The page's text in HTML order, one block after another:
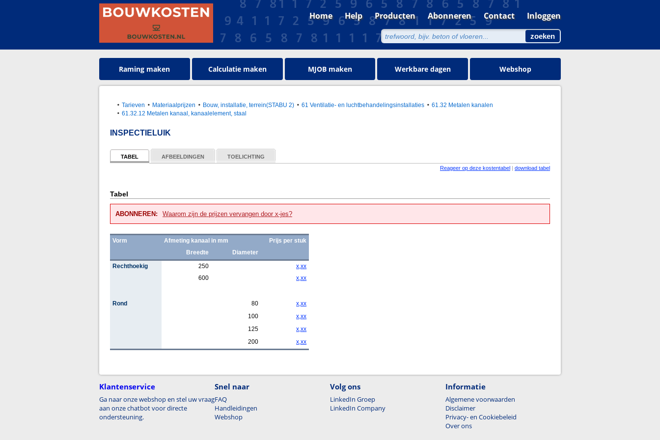
Home Help Producten Abonneren Contact Inloggen
Raming maken Calculatie maken MJOB maken Werkbare dagen Webshop
Tarieven Materiaalprijzen Bouw, installatie, terrein(STABU 2) 61 Ventilatie- en luchtbehandelingsinstallaties
61.32 Metalen kanalen
61.32.12 Metalen kanaal, kanaalelement, staal
INSPECTIELUIK
TABEL AFBEELDINGEN
TOELICHTING
Reageer op deze kostentabel | download tabel
Tabel
ABONNEREN: Waarom zijn de prijzen vervangen door x-jes?
Vorm Afmeting kanaal in mm
Prijs per stuk
Breedte
Diameter
Rechthoekig
250
x,xx
600
x,xx
Rond 80
x,xx
100
x,xx
125
x,xx
200
x,xx
Klantenservice
Ga naar onze webshop en stel uw vraag
aan onze chatbot voor directe
ondersteuning.
Snel naar
FAQ
Handleidingen
Webshop
Volg ons
LinkedIn Groep
LinkedIn Company
Informatie
Algemene voorwaarden
Disclaimer
Privacy- en Cookiebeleid
Over ons